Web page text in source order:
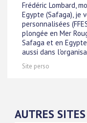
Frédéric Lombard,
Egypte (Safaga), je
personnalisées
plongée en Mer
Safaga et en
aussi dans
Site perso
AUTRES SITES